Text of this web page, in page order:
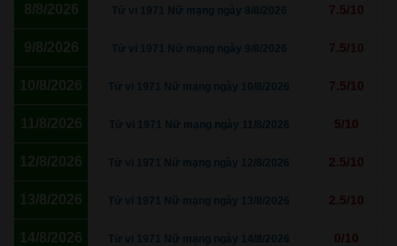
8/8/2026 Tử vi 1971 Nữ mạng ngày 8/8/2026 7.5/10
9/8/2026 Tử vi 1971 Nữ mạng ngày 9/8/2026 7.5/10
10/8/2026 Tử vi 1971 Nữ mạng ngày 10/8/2026 7.5/10
11/8/2026 Tử vi 1971 Nữ mạng ngày 11/8/2026 5/10
12/8/2026 Tử vi 1971 Nữ mạng ngày 12/8/2026 2.5/10
13/8/2026 Tử vi 1971 Nữ mạng ngày 13/8/2026 2.5/10
14/8/2026 Tử vi 1971 Nữ mạng ngày 14/8/2026 0/10